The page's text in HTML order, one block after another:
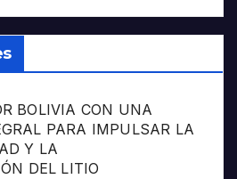
BOLIVIA CON UNA
PARA IMPULSAR LA
Y LA
DEL LITIO